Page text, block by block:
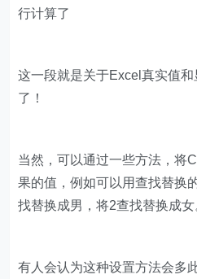
行计算了
这一段就是关于Excel真实值
了！
当然，可以通过一些方法，将
果的值，例如可以用查找替换
找替换成男，将2查找替换成女
有人会认为这种设置方法会多